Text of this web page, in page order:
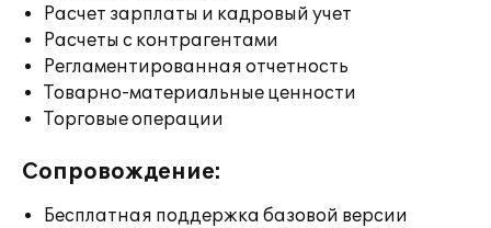
Расчет зарплаты и кадровый учет
Расчеты с контрагентами
Регламентированная отчетность
Товарно-материальные ценности
Торговые операции
Сопровождение:
Бесплатная поддержка базовой версии